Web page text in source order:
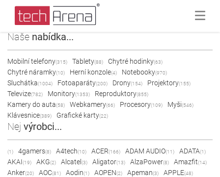
Naše nabídka...
Mobilní telefony(315) Tablety(88) Chytré hodinky(63)
Chytré náramky(10) Herní konzole(4) Notebooky(970)
Sluchátka(1004) Fotoaparáty(200) Drony(154) Projektory(155)
Televize(782) Monitory(1353) Reproduktory(855)
Kamery do auta(58) Webkamery(66) Procesory(109) Myši(546)
Klávesnice(389) Grafické karty(22)
Nej výrobci...
(1) 4gamers(8) A4tech(10) ACER(166) ADAM AUDIO(11) ADATA(1)
AKAI(19) AKG(2) Alcatel (3) Aligator(13) AlzaPower(8) Amazfit(14)
Anker(20) AOC(81) Aodin(1) AOPEN(2) Apeman(3) APPLE(48)